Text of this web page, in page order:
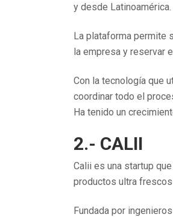
y desde Latinoamérica.
La plataforma permite
la empresa y reservar
Con la tecnología que
coordinar todo el
Ha tenido un
2.- CALII
Calii es una startup
productos ultra
Fundada por